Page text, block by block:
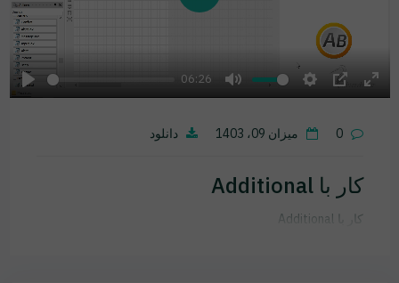
Play
06:26
Mute Settings
PIP
Play
0 میزان 09، 1403 دانلود
کار با Additional
کار با Additional